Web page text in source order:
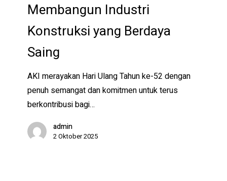
Membangun
Industri
Konstruksi
yang
Saing
Membangun Industri
Konstruksi yang Berdaya
Saing
AKI merayakan Hari Ulang Tahun ke-52 dengan
penuh semangat dan komitmen untuk terus
berkontribusi bagi…
admin
2 Oktober 2025